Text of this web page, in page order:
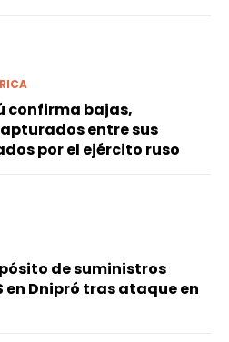
confirma bajas,
entre sus
por el ejército ruso
de suministros
en Dnipró tras ataque en